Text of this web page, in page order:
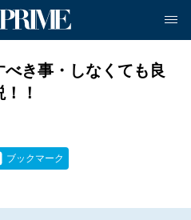
き事・しなくても良
！
ブックマーク